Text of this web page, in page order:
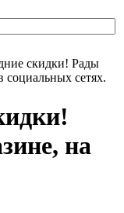
скидки! Рады
социальных сетях.
на